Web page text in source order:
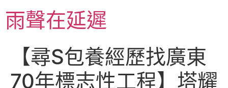
至
主雨聲在延遲
【尋S包養經歷找廣東
70年標志性工程】塔耀